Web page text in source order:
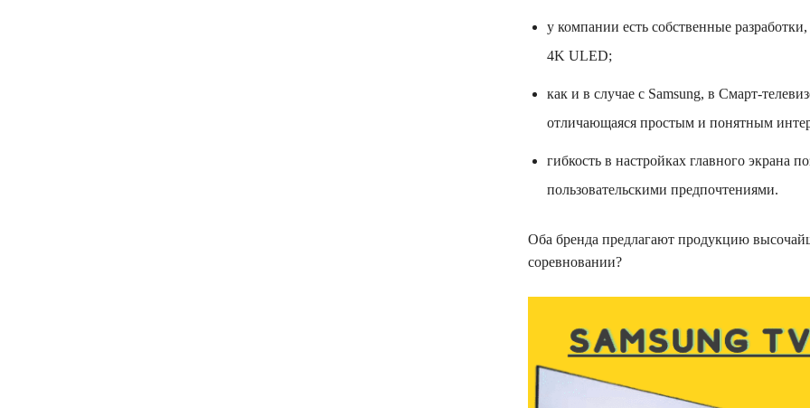
у компании есть собственные
4K ULED;
как и в случае с Samsung, в Смарт-
отличающаяся простым и понятным
гибкость в настройках главного экрана
пользовательскими предпочтениями.
Оба бренда предлагают продукцию
соревновании?